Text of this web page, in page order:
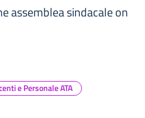
assemblea sindacale on
e Personale ATA